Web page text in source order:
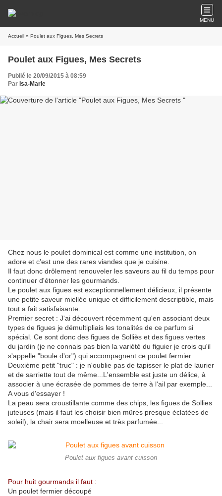
MENU
Accueil » Poulet aux Figues, Mes Secrets
Poulet aux Figues, Mes Secrets
Publié le 20/09/2015 à 08:59
Par Isa-Marie
Chez nous le poulet dominical est comme une institution, on
adore et c'est une des rares viandes que je cuisine.
Il faut donc drôlement renouveler les saveurs au fil du temps pour
continuer d'étonner les gourmands.
Le poulet aux figues est exceptionnellement délicieux, il présente
une petite saveur miellée unique et difficilement descriptible, mais
tout a fait satisfaisante.
Premier secret : J'ai découvert récemment qu'en associant deux
types de figues je démultipliais les tonalités de ce parfum si
spécial. Ce sont donc des figues de Solliès et des figues vertes
du jardin (je ne connais pas bien la variété du figuier je crois qu'il
s'appelle "boule d'or") qui accompagnent ce poulet fermier.
Deuxième petit "truc" : je n'oublie pas de tapisser le plat de laurier
et de sarriette tout de même...L'ensemble est juste un délice, à
associer à une écrasée de pommes de terre à l'ail par exemple...
A vous d'essayer !
La peau sera croustillante comme des chips, les figues de Sollies
juteuses (mais il faut les choisir bien mûres presque éclatées de
soleil), la chair sera moelleuse et très parfumée...
Poulet aux figues avant cuisson
Pour huit gourmands il faut :
Un poulet fermier découpé